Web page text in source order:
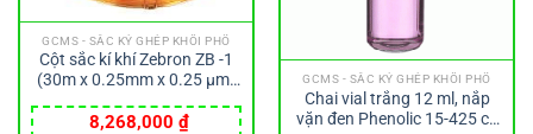
GCMS - SẮC KÝ GHÉP KHỐI PHỔ
Cột sắc kí khí Zebron ZB -1
(30m x 0.25mm x 0.25 µm)
8,268,000 ₫
GCMS - SẮC KÝ GHÉP KHỐI PHỔ
Chai vial trắng 12 ml, nắp
vặn đen Phenolic 15-425 có